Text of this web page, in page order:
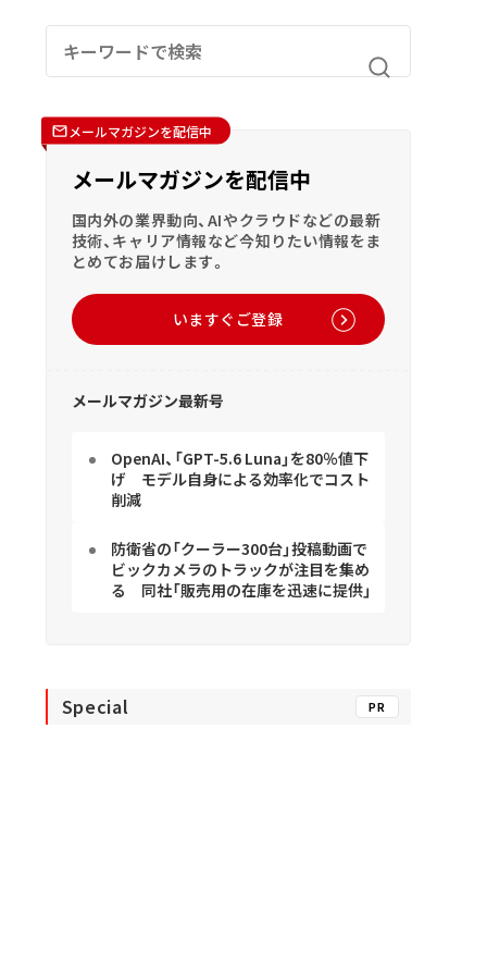
メールマガジンを配信中
メールマガジンを配信中
国内外の業界動向、AIやクラウドなどの最新
技術、キャリア情報など今知りたい情報をま
とめてお届けします。
いますぐご登録
メールマガジン最新号
OpenAI、「GPT-5.6 Luna」を80％値下
げ モデル自身による効率化でコスト
削減
防衛省の「クーラー300台」投稿動画で
ビックカメラのトラックが注目を集め
る 同社「販売用の在庫を迅速に提供」
Special PR